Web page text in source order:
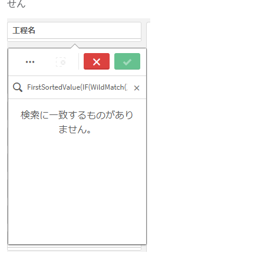
せん